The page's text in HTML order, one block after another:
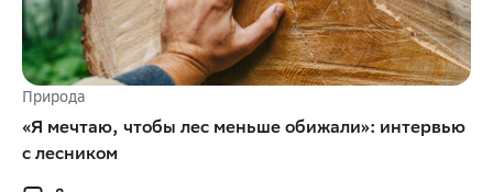
Природа
«Я мечтаю, чтобы лес меньше обижали»: интервью
с лесником